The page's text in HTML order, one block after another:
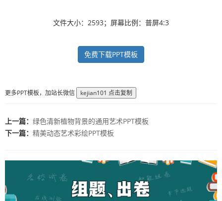
文件大小：2593；屏幕比例：普屏4:3
免费下载PPT模板
更多PPT模板，加站长微信 kejian101 点击复制
上一篇： 绿色清新植物背景的通用艺术PPT模板
下一篇： 精美动态艺术彩绘PPT模板